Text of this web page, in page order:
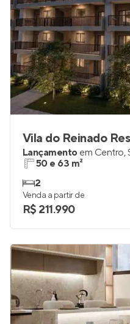
Vila do Reinado
Lançamento em Centro,
50 e 63 m²
2
Venda a partir de
R$ 211.990